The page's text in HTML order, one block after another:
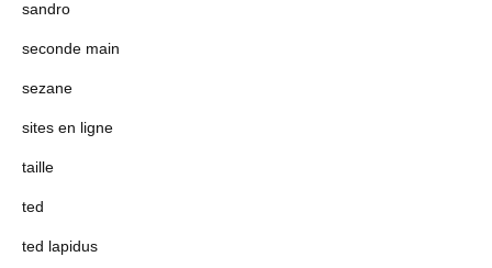
sandro
seconde main
sezane
sites en ligne
taille
ted
ted lapidus